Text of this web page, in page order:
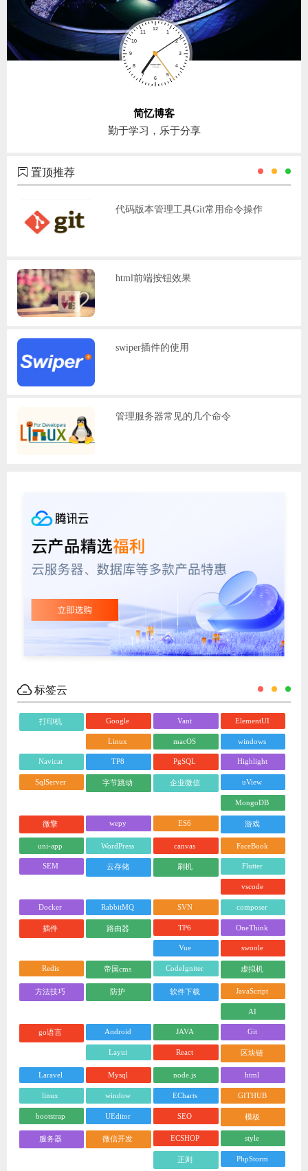
简忆博客
勤于学习，乐于分享
置顶推荐
代码版本管理工具Git常用命令操作
html前端按钮效果
swiper插件的使用
管理服务器常见的几个命令
标签云
打印机 Google Vant ElementUI
Linux macOS windows
Navicat TP8 PgSQL Highlight
SqlServer 字节跳动 企业微信 uView
MongoDB
微擎 wepy ES6 游戏
uni-app WordPress canvas FaceBook
SEM 云存储 刷机 Flutter
vscode
Docker RabbitMQ SVN composer
插件 路由器 TP6 OneThink
Vue swoole
Redis 帝国cms CodeIgniter 虚拟机
方法技巧 防护 软件下载 JavaScript
AI
go语言 Android JAVA Git
Layui React 区块链
Laravel Mysql node.js html
linux window ECharts GITHUB
bootstrap UEditor SEO 模板
服务器 微信开发 ECSHOP style
正则 PhpStorm